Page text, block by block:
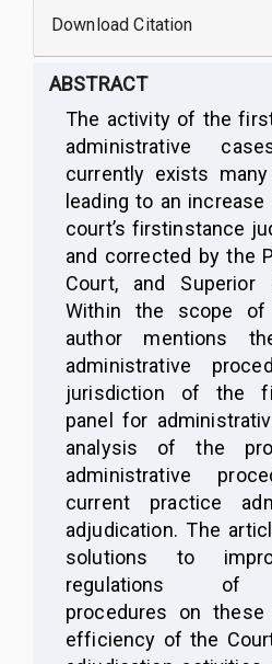
Download Citation
ABSTRACT
The activityof the
administrative
currently exists
leading to an
court’s firstinstance
and corrected by the
Court, and Superior
Within the scope
author mentions
administrative
jurisdiction of the
panel for
analysis of the
administrative
current practice
adjudication. The
solutions to
regulations of
procedures on
efficiency of the